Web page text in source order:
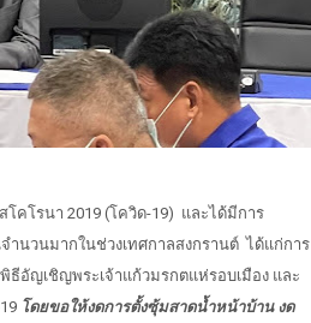
คโรนา 2019 (โควิด-19) และได้มีการ
นวนมากในช่วงเทศกาลสงกรานต์ ได้แก่การ
ธีอัญเชิญพระเจ้าแก้วมรกตแห่รอบเมือง และ
โดยขอให้งดการตั้งซุ้มสาดน้ำหน้าบ้าน งด